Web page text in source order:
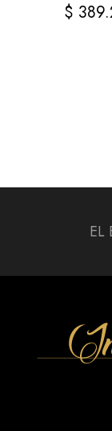
$
EL